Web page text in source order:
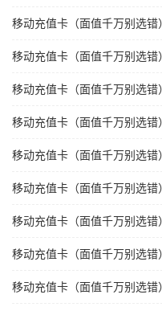
移动充值卡（面值千万别选错
移动充值卡（面值千万别选错
移动充值卡（面值千万别选错
移动充值卡（面值千万别选错
移动充值卡（面值千万别选错
移动充值卡（面值千万别选错
移动充值卡（面值千万别选错
移动充值卡（面值千万别选错
移动充值卡（面值千万别选错